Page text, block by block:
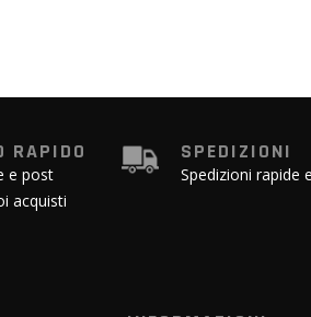
RAPIDO
e post
acquisti
SPEDIZIONI
Spedizioni rapide